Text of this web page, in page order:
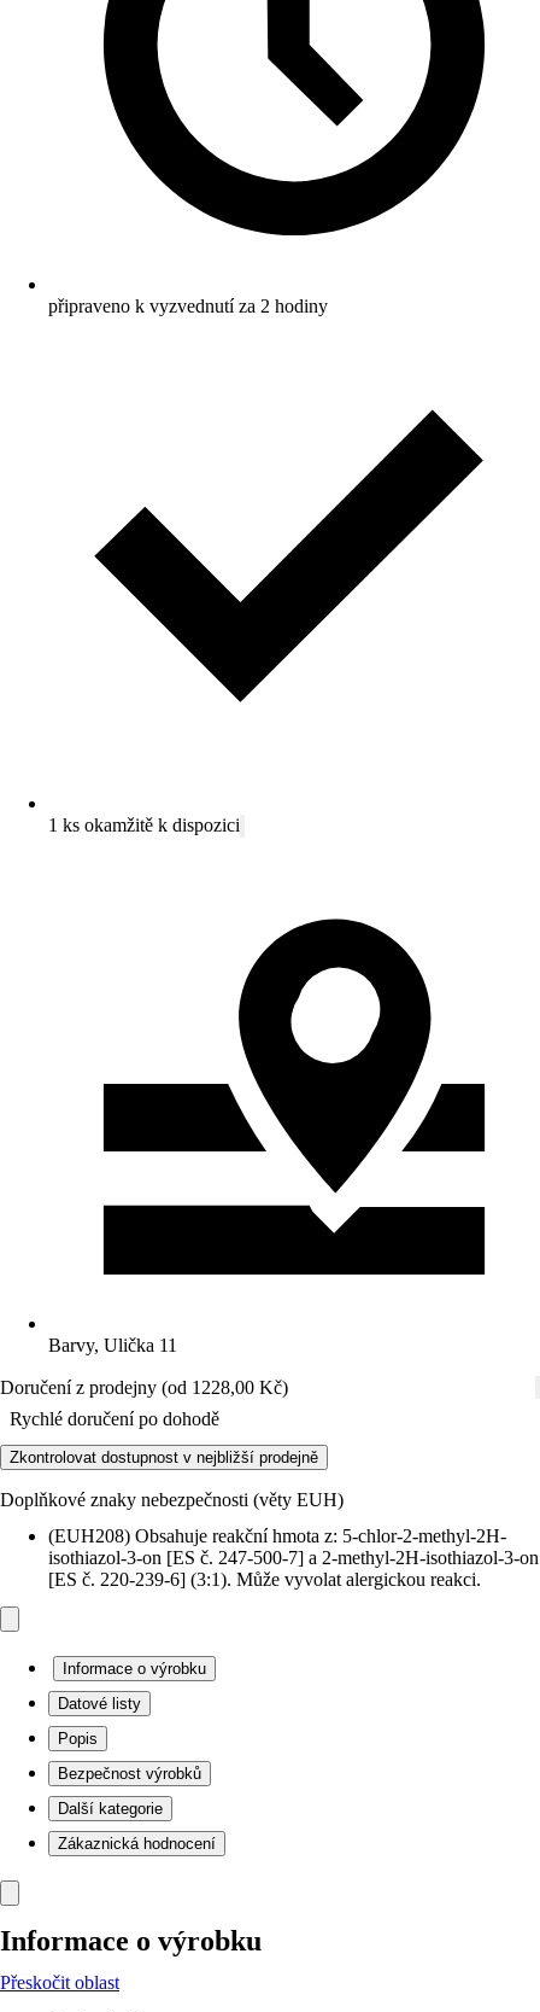
připraveno k vyzvednutí za 2 hodiny
1 ks okamžitě k dispozici
Barvy, Ulička 11
Doručení z prodejny (od 1228,00 Kč)
Rychlé doručení po dohodě
Zkontrolovat dostupnost v nejbližší prodejně
Doplňkové znaky nebezpečnosti (věty EUH)
(EUH208) Obsahuje reakční hmota z: 5-chlor-2-methyl-2H-
isothiazol-3-on [ES č. 247-500-7] a 2-methyl-2H-isothiazol-3-on
[ES č. 220-239-6] (3:1). Může vyvolat alergickou reakci.
Informace o výrobku
Datové listy
Popis
Bezpečnost výrobků
Další kategorie
Zákaznická hodnocení
Informace o výrobku
Přeskočit oblast